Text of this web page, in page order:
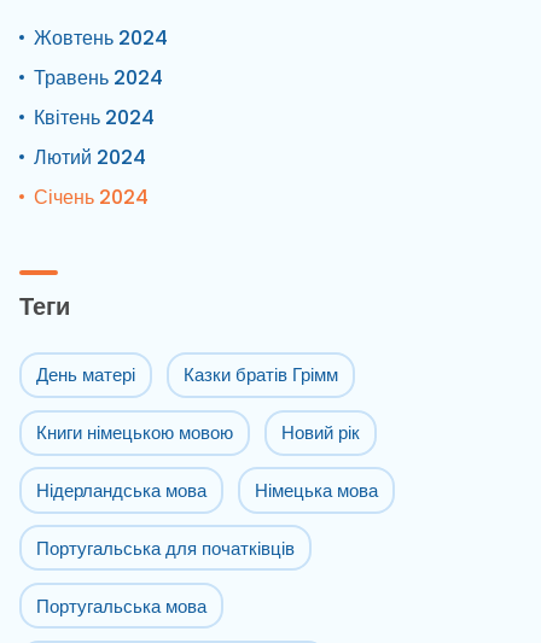
Жовтень 2024
Травень 2024
Квітень 2024
Лютий 2024
Січень 2024
Теги
День матері Казки братів Грімм
Книги німецькою мовою Новий рік
Нідерландська мова Німецька мова
Португальська для початківців
Португальська мова